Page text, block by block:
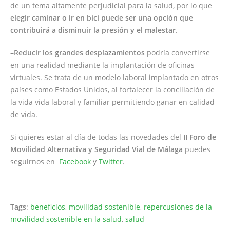
de un tema altamente perjudicial para la salud, por lo que
elegir caminar o ir en bici puede ser una opción que
contribuirá a disminuir la presión y el malestar.
–Reducir los grandes desplazamientos podría convertirse
en una realidad mediante la implantación de oficinas
virtuales. Se trata de un modelo laboral implantado en otros
países como Estados Unidos, al fortalecer la conciliación de
la vida vida laboral y familiar permitiendo ganar en calidad
de vida.
Si quieres estar al día de todas las novedades del II Foro de
Movilidad Alternativa y Seguridad Vial de Málaga puedes
seguirnos en Facebook y Twitter.
Tags: beneficios, movilidad sostenible, repercusiones de la
movilidad sostenible en la salud, salud